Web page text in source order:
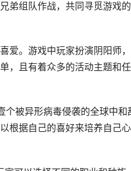
弟组队作战，共同寻觅游戏
爱。游戏中玩家扮演阴阳师
，且有着众多的活动主题和
个被异形病毒侵袭的全球中和
根据自己的喜好来培养自己